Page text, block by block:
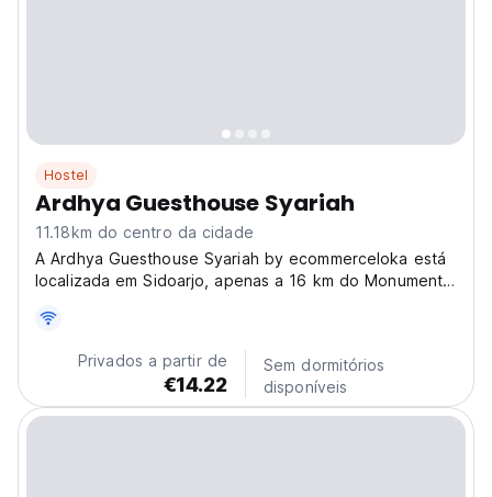
Hostel
Ardhya Guesthouse Syariah
11.18km do centro da cidade
A Ardhya Guesthouse Syariah by ecommerceloka está
localizada em Sidoarjo, apenas a 16 km do Monumento
Privados a partir de
€14.22
Sem dormitórios
disponíveis